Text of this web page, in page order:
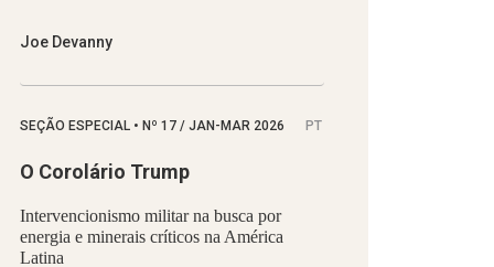
Joe Devanny
SEÇÃO ESPECIAL • Nº 17 / JAN-MAR 2026 PT
O Corolário Trump
Intervencionismo militar na busca por
energia e minerais críticos na América
Latina